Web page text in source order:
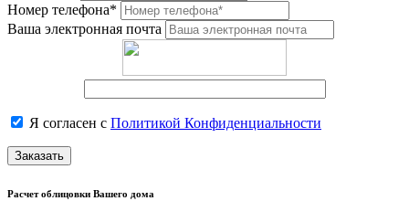
Номер телефона*
Ваша электронная почта
Я согласен с Политикой Конфиденциальности
Заказать
Расчет облицовки Вашего дома